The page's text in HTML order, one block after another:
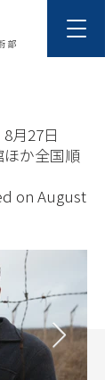
部
月27日
ほか全国順
on August